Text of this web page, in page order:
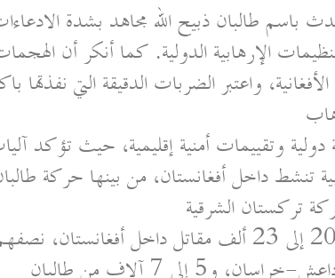
باسم طالبان ذبيح الله مجاهد بشدة
الإرهابية الدولية. كما أنكر أن
واعتبر الضربات الدقيقة التي نفذتها
وتقييمات أمنية إقليمية، حيث تؤكد
تنشط داخل أفغانستان، من بينها حركة
تركستان الشرقية
تقديرات أمنية روسية تشير إلى وجود ما بين 20 إلى 23 ألف مقاتل داخل أفغانستان،